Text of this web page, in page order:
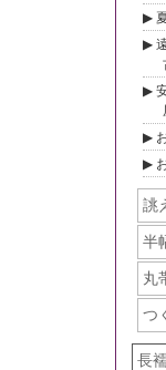
誂
半
丸
つ
長